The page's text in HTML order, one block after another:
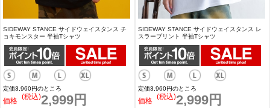
SIDEWAY STANCE サイドウェイスタンス チ
ョキモンスター 半袖Tシャツ
定価3,960円のところ
価格 2,999円
(税込)
SIDEWAY STANCE サイドウェイスタンス レ
スラープリント 半袖Tシャツ
定価3,960円のところ
価格 2,999円
(税込)